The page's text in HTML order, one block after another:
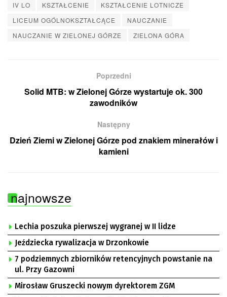
IV LO
KSZTAŁCENIE
KSZTAŁCENIE LOTNICZE
LICEUM OGÓLNOKSZTAŁCĄCE
NAUCZANIE
NAUCZANIE W ZIELONEJ GÓRZE
ZIELONA GÓRA
Poprzedni
Solid MTB: w Zielonej Górze wystartuje ok. 300
zawodników
Następny
Dzień Ziemi w Zielonej Górze pod znakiem minerałów i
kamieni
najnowsze
Lechia poszuka pierwszej wygranej w II lidze
Jeździecka rywalizacja w Drzonkowie
7 podziemnych zbiorników retencyjnych powstanie na
ul. Przy Gazowni
Mirosław Gruszecki nowym dyrektorem ZGM